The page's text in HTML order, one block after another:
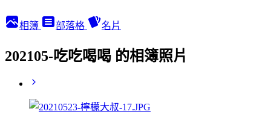
相簿 部落格 名片
202105-吃吃喝喝 的相簿照片